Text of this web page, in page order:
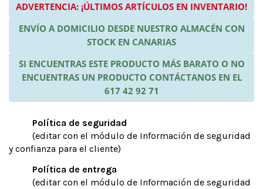
ADVERTENCIA: ¡ÚLTIMOS ARTÍCULOS EN INVENTARIO!
ENVÍO A DOMICILIO DESDE NUESTRO ALMACÉN CON
STOCK EN CANARIAS
SI ENCUENTRAS ESTE PRODUCTO MÁS BARATO O NO
ENCUENTRAS UN PRODUCTO CONTÁCTANOS EN EL
617 42 92 71
Política de seguridad
(editar con el módulo de Información de seguridad
y confianza para el cliente)
Política de entrega
(editar con el módulo de Información de seguridad